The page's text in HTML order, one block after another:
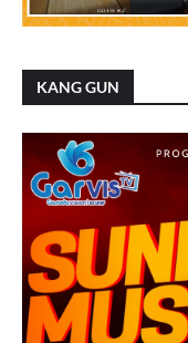
KANG GUN